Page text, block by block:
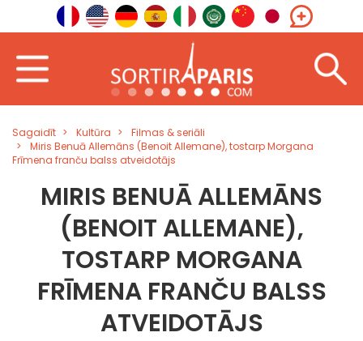
Sagaidīt Kultūra
Filmas & seriāli
Miris Benuā Allemāns (Benoit Allemane), tostarp Morgana
Frīmena franču balss atveidotājs
MIRIS BENUĀ ALLEMĀNS
(BENOIT ALLEMANE),
TOSTARP MORGANA
FRĪMENA FRANČU BALSS
ATVEIDOTĀJS